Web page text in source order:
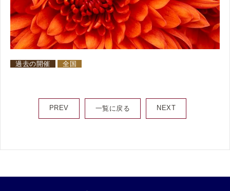
過去の開催 全国
PREV 一覧に戻る NEXT